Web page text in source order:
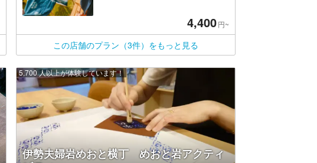
4,400円~
この店舗のプラン（3件）をもっと見る
伊勢夫婦岩めおと横丁 めおと岩アクティ
5,700 人以上が体験しています！